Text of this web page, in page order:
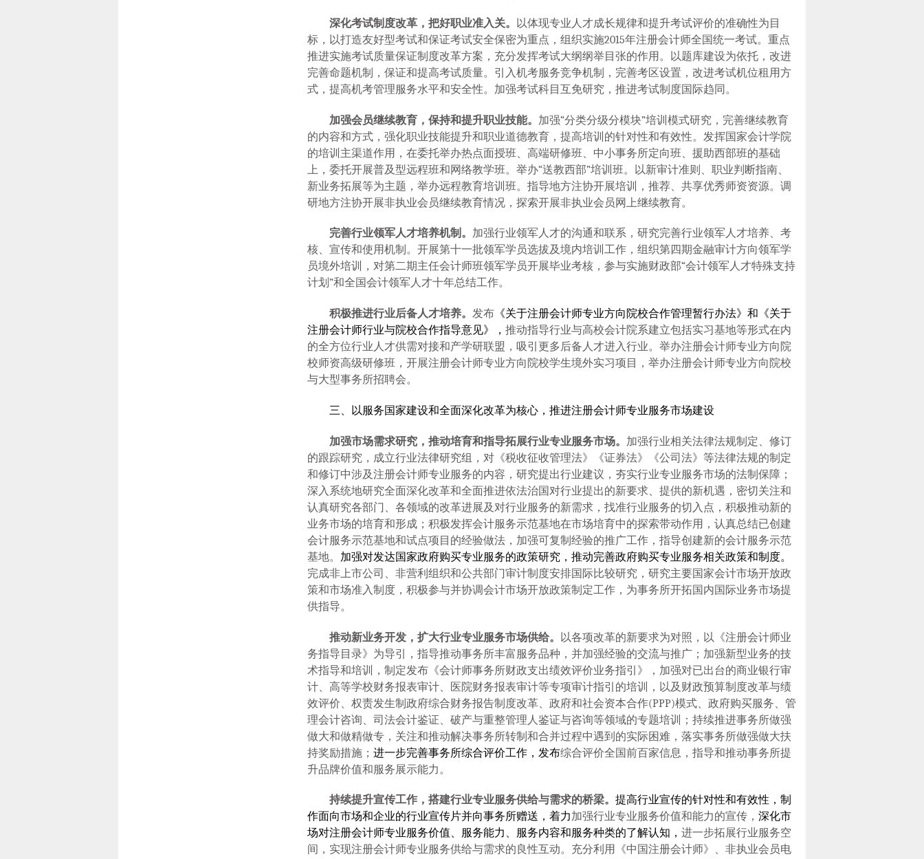
深化考试制度改革，把好职业准入关。
以体现专业人才成长规律和提升考试评价的准确性为目
标，以打造友好型考试和保证考试安全保密为重点，组织实施2015年注册会计师全国统一考试。重点
推进实施考试质量保证制度改革方案，充分发挥考试大纲纲举目张的作用。以题库建设为依托，改进
完善命题机制，保证和提高考试质量。引入机考服务竞争机制，完善考区设置，改进考试机位租用方
式，提高机考管理服务水平和安全性。加强考试科目互免研究，推进考试制度国际趋同。
加强会员继续教育，保持和提升职业技能。 加强“分类分级分模块”培训模式研究，完善继续教育
的内容和方式，强化职业技能提升和职业道德教育，提高培训的针对性和有效性。发挥国家会计学院
的培训主渠道作用，在委托举办热点面授班、高端研修班、中小事务所定向班、援助西部班的基础
上，委托开展普及型远程班和网络教学班。举办“送教西部”培训班。以新审计准则、职业判断指南、
新业务拓展等为主题，举办远程教育培训班。指导地方注协开展培训，推荐、共享优秀师资资源。调
研地方注协开展非执业会员继续教育情况，探索开展非执业会员网上继续教育。
完善行业领军人才培养机制。 加强行业领军人才的沟通和联系，研究完善行业领军人才培养、考
核、宣传和使用机制。开展第十一批领军学员选拔及境内培训工作，组织第四期金融审计方向领军学
员境外培训，对第二期主任会计师班领军学员开展毕业考核，参与实施财政部“会计领军人才特殊支持
计划”和全国会计领军人才十年总结工作。
积极推进行业后备人才培养。发布 《关于注册会计师专业方向院校合作管理暂行办法》和《关于
注册会计师行业与院校合作指导意见》， 推动指导行业与高校会计院系建立包括实习基地等形式在内
的全方位行业人才供需对接和产学研联盟，吸引更多后备人才进入行业。举办注册会计师专业方向院
校师资高级研修班，开展注册会计师专业方向院校学生境外实习项目，举办注册会计师专业方向院校
与大型事务所招聘会。
三、以服务国家建设和全面深化改革为核心，推进注册会计师专业服务市场建设
加强市场需求研究，推动培育和指导拓展行业专业服务市场。 加强行业相关法律法规制定、修订
的跟踪研究， 成立行业法律研究组，对《税收征收管理法》《证券法》《公司法》等法律法规的制定
和修订中涉及注册会计师专业服务的内容，研究提出行业建议，夯实行业专业服务市场的法制保障；
深入系统地研究全面深化改革和全面推进依法治国对行业提出的新要求、提供的新机遇，密切关注和
认真研究各部门、各领域的改革进展及对行业服务的新需求，找准行业服务的切入点，积极推动新的
业务市场的培育和形成；积极发挥会计服务示范基地在市场培育中的探索带动作用， 认真总结已创建
会计服务示范基地和试点项目的经验做法，加强可复制经验的推广工作，指导创建新的会计服务示范
基地。 加强对发达国家政府购买专业服务的政策研究，推动完善政府购买专业服务相关政策和制度。
完成非上市公司、非营利组织和公共部门审计制度安排国际比较研究，研究主要国家会计市场开放政
策和市场准入制度，积极参与并协调会计市场开放政策制定工作，为事务所开拓国内国际业务市场提
供指导。
推动新业务开发，扩大行业专业服务市场供给。
以各项改革的新要求为对照，以《注册会计师业
务指导目录》为导引，指导推动事务所丰富服务品种，并加强经验的交流与推广；加强新型业务的技
术指导和培训， 制定发布《会计师事务所财政支出绩效评价业务指引》，加强对已出台的商业银行审
计、高等学校财务报表审计、医院财务报表审计等专项审计指引的培训，以及财政预算制度改革与绩
效评价、权责发生制政府综合财务报告制度改革、政府和社会资本合作(PPP)模式、政府购买服务、管
理会计咨询、司法会计鉴证、破产与重整管理人鉴证与咨询等领域的专题培训；持续推进事务所做强
做大和做精做专，关注和推动解决事务所转制和合并过程中遇到的实际困难，落实事务所做强做大扶
持奖励措施； 进一步完善事务所综合评价工作，发布综合评价全国前百家信息，指导和推动事务所提
升品牌价值和服务展示能力。
持续提升宣传工作，搭建行业专业服务供给与需求的桥梁。提高行业宣传的针对性和有效性，制
作面向市场和企业的行业宣传片并向事务所赠送，着力加强行业专业服务价值和能力的宣传， 深化市
场对注册会计师专业服务价值、服务能力、服务内容和服务种类的了解认知， 进一步拓展行业服务空
间，实现注册会计师专业服务供给与需求的良性互动。充分利用《中国注册会计师》、非执业会员电